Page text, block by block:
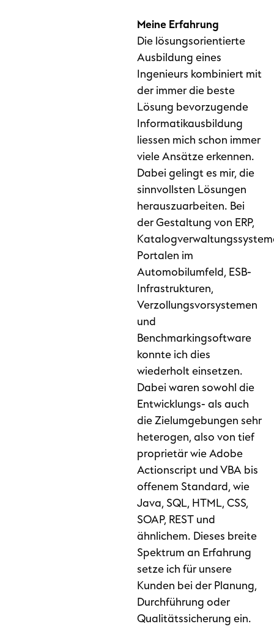
Meine Erfahrung
Die lösungsorientierte
Ausbildung eines
Ingenieurs kombiniert mit
der immer die beste
Lösung bevorzugende
Informatikausbildung
liessen mich schon immer
viele Ansätze erkennen.
Dabei gelingt es mir, die
sinnvollsten Lösungen
herauszuarbeiten. Bei
der Gestaltung von ERP,
Portalen im
Automobilumfeld, ESB-
Infrastrukturen,
Verzollungsvorsystemen
und
Benchmarkingsoftware
konnte ich dies
wiederholt einsetzen.
Dabei waren sowohl die
Entwicklungs- als auch
die Zielumgebungen sehr
heterogen, also von tief
proprietär wie Adobe
Actionscript und VBA bis
offenem Standard, wie
Java, SQL, HTML, CSS,
SOAP, REST und
ähnlichem. Dieses breite
Spektrum an Erfahrung
setze ich für unsere
Kunden bei der Planung,
Durchführung oder
Qualitätssicherung ein.